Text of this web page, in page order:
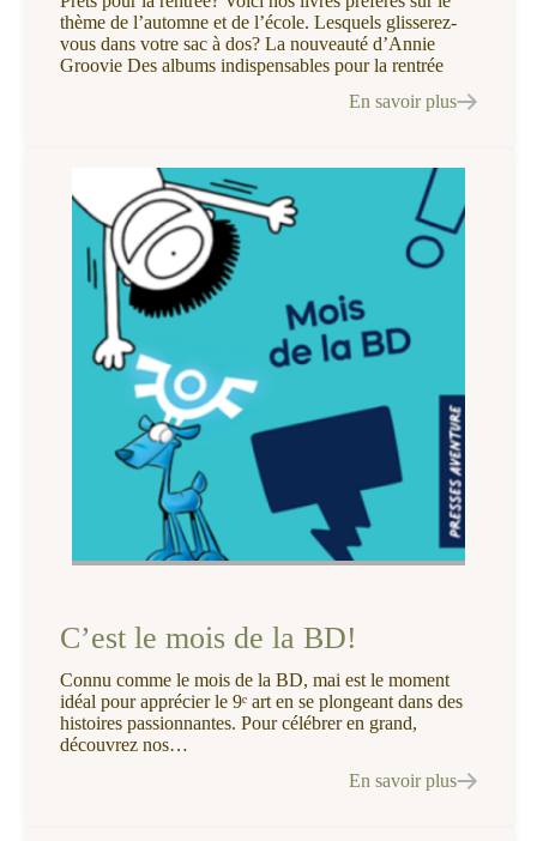
thème de l’automne et de l’école. Lesquels glisserez-
vous dans votre sac à dos? La nouveauté d’Annie
Groovie Des albums indispensables pour la rentrée
En savoir plus
C’est le mois de la BD!
Connu comme le mois de la BD, mai est le moment
idéal pour apprécier le 9ᵉ art en se plongeant dans des
histoires passionnantes. Pour célébrer en grand,
découvrez nos…
En savoir plus